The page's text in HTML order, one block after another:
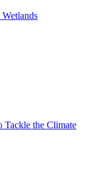
Tackle the Climate